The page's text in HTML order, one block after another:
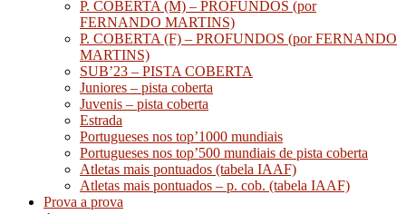
P. COBERTA (M) – PROFUNDOS (por
FERNANDO MARTINS)
P. COBERTA (F) – PROFUNDOS (por FERNANDO
MARTINS)
SUB’23 – PISTA COBERTA
Juniores – pista coberta
Juvenis – pista coberta
Estrada
Portugueses nos top’1000 mundiais
Portugueses nos top’500 mundiais de pista coberta
Atletas mais pontuados (tabela IAAF)
Atletas mais pontuados – p. cob. (tabela IAAF)
Prova a prova